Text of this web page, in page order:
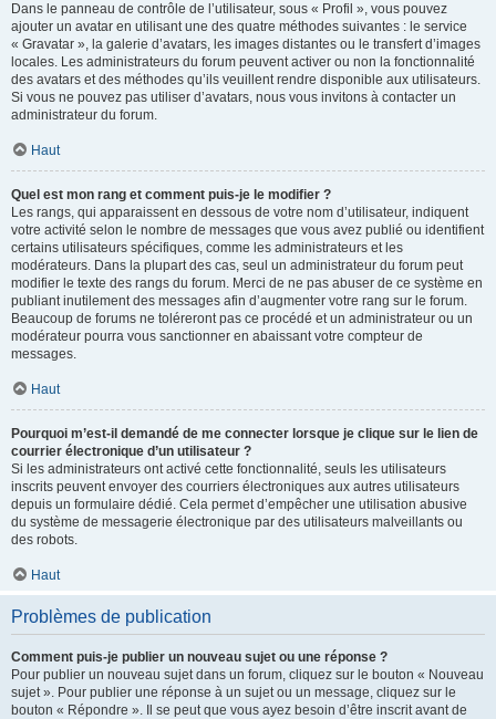
Dans le panneau de contrôle de l’utilisateur, sous « Profil », vous pouvez
ajouter un avatar en utilisant une des quatre méthodes suivantes : le service
« Gravatar », la galerie d’avatars, les images distantes ou le transfert d’images
locales. Les administrateurs du forum peuvent activer ou non la fonctionnalité
des avatars et des méthodes qu’ils veuillent rendre disponible aux utilisateurs.
Si vous ne pouvez pas utiliser d’avatars, nous vous invitons à contacter un
administrateur du forum.
Haut
Quel est mon rang et comment puis-je le modifier ?
Les rangs, qui apparaissent en dessous de votre nom d’utilisateur, indiquent
votre activité selon le nombre de messages que vous avez publié ou identifient
certains utilisateurs spécifiques, comme les administrateurs et les
modérateurs. Dans la plupart des cas, seul un administrateur du forum peut
modifier le texte des rangs du forum. Merci de ne pas abuser de ce système en
publiant inutilement des messages afin d’augmenter votre rang sur le forum.
Beaucoup de forums ne toléreront pas ce procédé et un administrateur ou un
modérateur pourra vous sanctionner en abaissant votre compteur de
messages.
Haut
Pourquoi m’est-il demandé de me connecter lorsque je clique sur le lien de
courrier électronique d’un utilisateur ?
Si les administrateurs ont activé cette fonctionnalité, seuls les utilisateurs
inscrits peuvent envoyer des courriers électroniques aux autres utilisateurs
depuis un formulaire dédié. Cela permet d’empêcher une utilisation abusive
du système de messagerie électronique par des utilisateurs malveillants ou
des robots.
Haut
Problèmes de publication
Comment puis-je publier un nouveau sujet ou une réponse ?
Pour publier un nouveau sujet dans un forum, cliquez sur le bouton « Nouveau
sujet ». Pour publier une réponse à un sujet ou un message, cliquez sur le
bouton « Répondre ». Il se peut que vous ayez besoin d’être inscrit avant de